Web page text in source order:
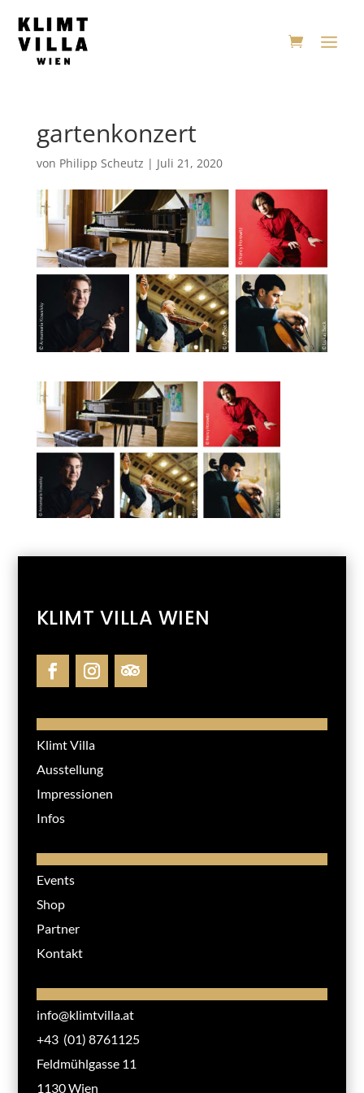
gartenkonzert
von Philipp Scheutz | Juli 21, 2020
KLIMT VILLA WIEN
Klimt Villa
Ausstellung
Impressionen
Infos
Events
Shop
Partner
Kontakt
info@klimtvilla.at
+43 (01) 8761125
Feldmühlgasse 11
1130 Wien